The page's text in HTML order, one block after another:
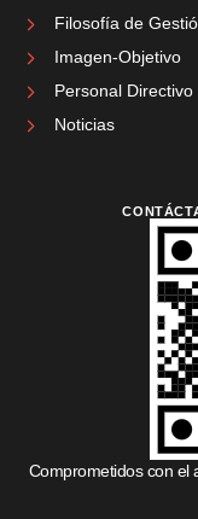
Filosofía de
Imagen-Objetivo
Personal Directivo
Noticias
Comprometidos con el